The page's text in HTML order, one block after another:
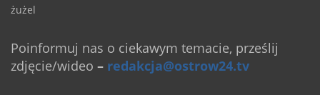
żużel
Poinformuj nas o ciekawym temacie, prześlij
zdjęcie/wideo – redakcja@ostrow24.tv